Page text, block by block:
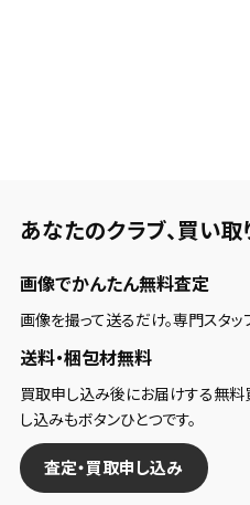
あなたのクラブ、 買い取
画像でかんたん無料査定
画像を撮って送るだけ。専門スタッ
送料・梱包材無料
買取申し込み後にお届けする無料
し込みもボタンひとつです。
査定・買取申し込み